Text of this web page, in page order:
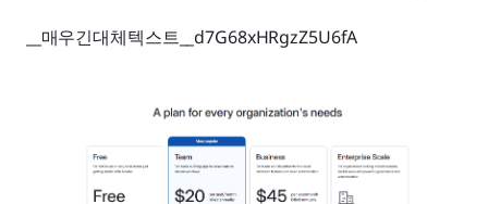
__매우긴대체텍스트__d7G68xHRgzZ5U6fA